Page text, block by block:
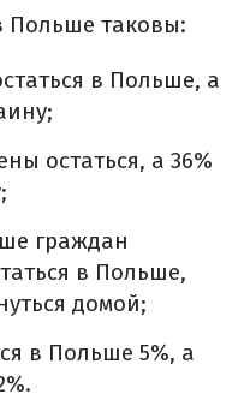
Польше таковы:
в Польше, а
остаться, а 36%
граждан
в Польше,
домой;
в Польше 5%, а